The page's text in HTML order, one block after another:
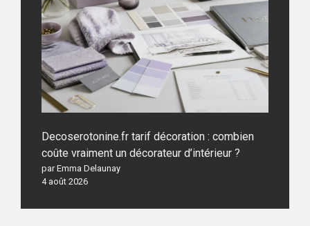
Decoserotonine.fr tarif décoration : combien
coûte vraiment un décorateur d’intérieur ?
par Emma Delaunay
4 août 2026